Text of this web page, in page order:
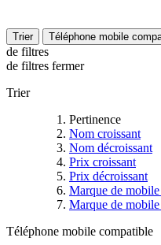
Trier Téléphone mobile
de filtres
de filtres fermer
Trier
Pertinence
Nom croissant
Nom décroissant
Prix croissant
Prix décroissant
Marque de
Marque de
Téléphone mobile compatible